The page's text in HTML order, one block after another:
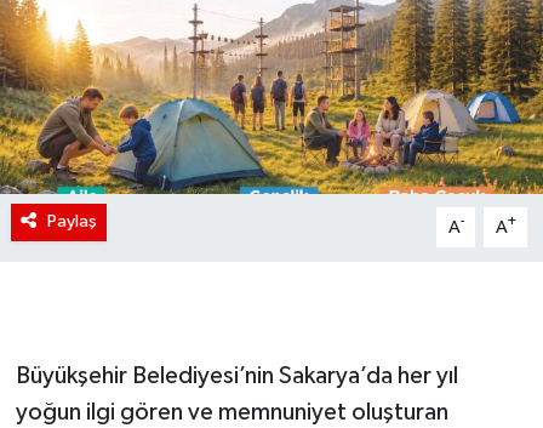
Paylaş A- A+
Büyükşehir Belediyesi’nin Sakarya’da her yıl
yoğun ilgi gören ve memnuniyet oluşturan